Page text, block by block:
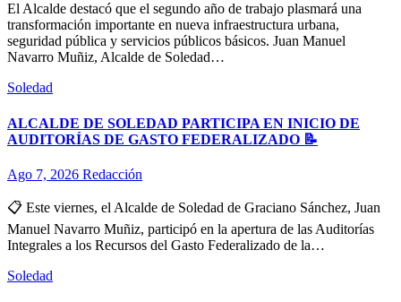
El Alcalde destacó que el segundo año de trabajo plasmará una
transformación importante en nueva infraestructura urbana,
seguridad pública y servicios públicos básicos. Juan Manuel
Navarro Muñiz, Alcalde de Soledad…
Soledad
ALCALDE DE SOLEDAD PARTICIPA EN INICIO DE
AUDITORÍAS DE GASTO FEDERALIZADO 📝
Ago 7, 2026 Redacción
📋 Este viernes, el Alcalde de Soledad de Graciano Sánchez, Juan
Manuel Navarro Muñiz, participó en la apertura de las Auditorías
Integrales a los Recursos del Gasto Federalizado de la…
Soledad